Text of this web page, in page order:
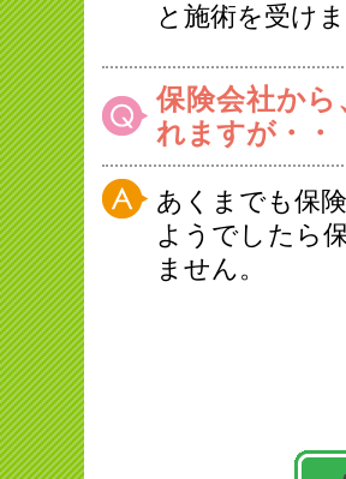
と施術を受け
保険会社か
れますが・・
あくまでも保
ようでしたら
ません。